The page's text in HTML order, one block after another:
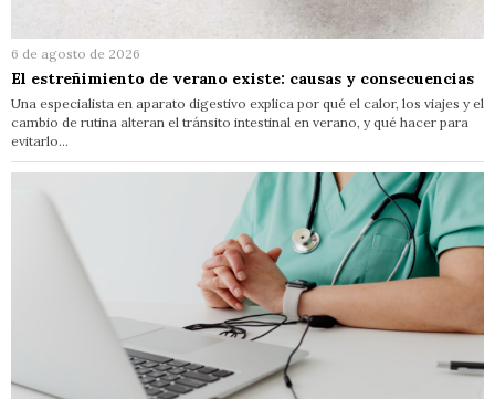
6 de agosto de 2026
El estreñimiento de verano existe: causas y consecuencias
Una especialista en aparato digestivo explica por qué el calor, los viajes y el
cambio de rutina alteran el tránsito intestinal en verano, y qué hacer para
evitarlo…